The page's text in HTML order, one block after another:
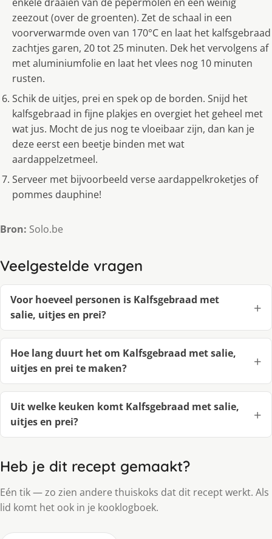
zeezout (over de groenten). Zet de schaal in een
voorverwarmde oven van 170°C en laat het kalfsgebraad
zachtjes garen, 20 tot 25 minuten. Dek het vervolgens af
met aluminiumfolie en laat het vlees nog 10 minuten
rusten.
Schik de uitjes, prei en spek op de borden. Snijd het
kalfsgebraad in fijne plakjes en overgiet het geheel met
wat jus. Mocht de jus nog te vloeibaar zijn, dan kan je
deze eerst een beetje binden met wat
aardappelzetmeel.
Serveer met bijvoorbeeld verse aardappelkroketjes of
pommes dauphine!
Bron: Solo.be
Veelgestelde vragen
Voor hoeveel personen is Kalfsgebraad met
salie, uitjes en prei?
Hoe lang duurt het om Kalfsgebraad met salie,
uitjes en prei te maken?
Uit welke keuken komt Kalfsgebraad met salie,
uitjes en prei?
Heb je dit recept gemaakt?
Eén tik — zo zien andere thuiskoks dat dit recept werkt. Als
lid komt het ook in je kooklogboek.